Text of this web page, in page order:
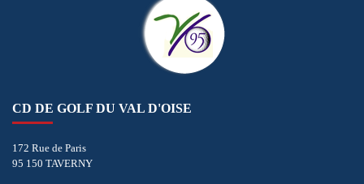
CD DE GOLF DU VAL D'OISE
172 Rue de Paris
95 150 TAVERNY